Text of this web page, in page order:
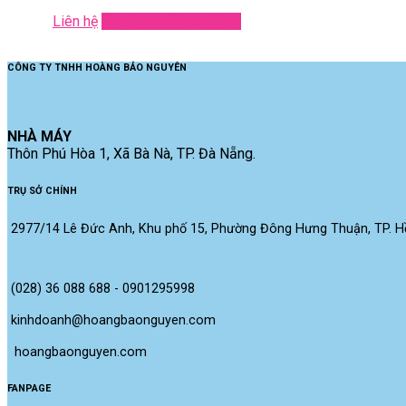
Liên hệ
CÔNG TY TNHH HOÀNG BẢO NGUYÊN
NHÀ MÁY
Thôn Phú Hòa 1, Xã Bà Nà, TP. Đà Nẵng.
TRỤ SỞ CHÍNH
2977/14 Lê Đức Anh, Khu phố 15, Phường Đông Hưng Thuận, TP.
(028) 36 088 688 - 0901295998
kinhdoanh@hoangbaonguyen.com
hoangbaonguyen.com
FANPAGE